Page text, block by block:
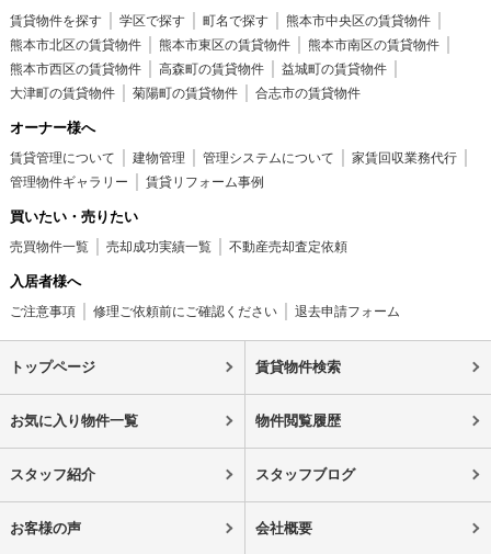
賃貸物件を探す 学区で探す 町名で探す
熊本市中央区の賃貸物件
熊本市北区の賃貸物件
熊本市東区の賃貸物件
熊本市南区の賃貸物件
熊本市西区の賃貸物件
高森町の賃貸物件
益城町の賃貸物件
大津町の賃貸物件
菊陽町の賃貸物件 合志市の賃貸物件
オーナー様へ
賃貸管理について 建物管理 管理システムについて
家賃回収業務代行
管理物件ギャラリー
賃貸リフォーム事例
買いたい・売りたい
売買物件一覧 売却成功実績一覧 不動産売却査定依頼
入居者様へ
ご注意事項 修理ご依頼前にご確認ください 退去申請フォーム
トップページ 賃貸物件検索
お気に入り物件一覧 物件閲覧履歴
スタッフ紹介 スタッフブログ
お客様の声 会社概要